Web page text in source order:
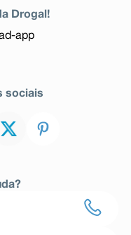
Drogal!
sociais